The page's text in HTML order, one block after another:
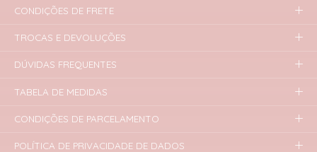
CONDIÇÕES DE FRETE
TROCAS E DEVOLUÇÕES
DÚVIDAS FREQUENTES
TABELA DE MEDIDAS
CONDIÇÕES DE PARCELAMENTO
POLÍTICA DE PRIVACIDADE DE DADOS